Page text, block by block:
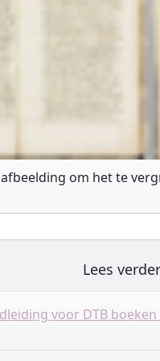
om het te
Lees
voor DTB